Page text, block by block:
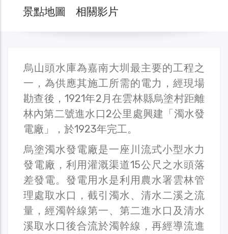
景點地圖
相關影片
烏山頭水庫為嘉南大圳最主要的工程之
一，為供應其施工所需的電力，經現場
勘查後，1921年2月在雲林縣烏塗村距離
林內第二號進水口2公里處興建「濁水發
電廠」，於1923年完工。
烏塗濁水發電廠是一座川流式小型水力
發電廠，利用灌溉渠道15公尺之水頭落
差發電。發電用水是利用農水署雲林管
理處取水口，截引濁水、清水二溪之流
量，經濁幹線第一、第二進水口及清水
溪取水口後合流於濁幹線，再經導流進